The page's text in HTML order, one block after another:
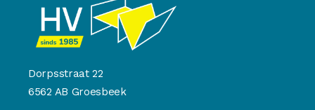
Dorpsstraat 22
6562 AB Groesbeek